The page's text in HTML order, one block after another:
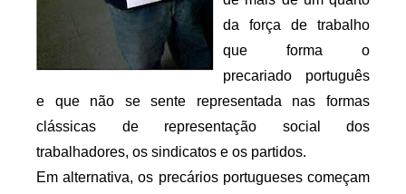
da força de trabalho
que forma o
precariado português
e que não se sente representada nas formas
clássicas de representação social dos
trabalhadores, os sindicatos e os partidos.
Em alternativa, os precários portugueses começam